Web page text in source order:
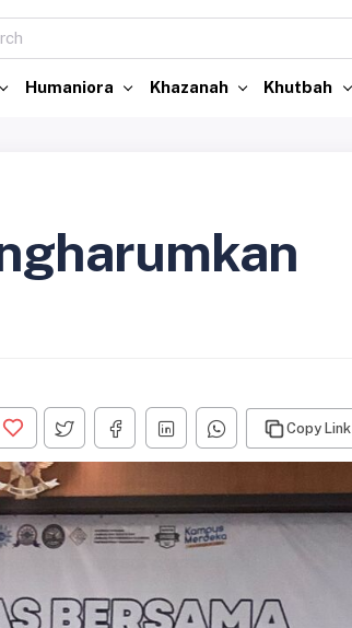
Humaniora Khazanah Khutbah
Copy Link